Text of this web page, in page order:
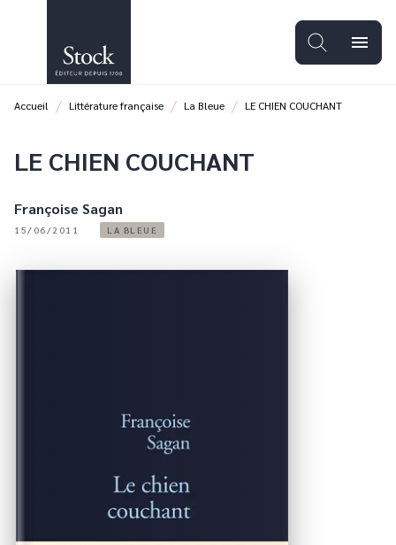
PIED DE PAGE
menu
Accueil / Littérature française / La Bleue / LE CHIEN COUCHANT
LE CHIEN COUCHANT
Françoise Sagan
15/06/2011 LA BLEUE